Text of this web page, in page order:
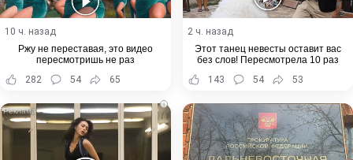
10 ч. назад
Ржу не переставая, это видео
пересмотришь не раз
282
54 65
2 ч. назад
Этот танец невесты оставит вас
без слов! Пересмотрела 10 раз
143
54 53
i